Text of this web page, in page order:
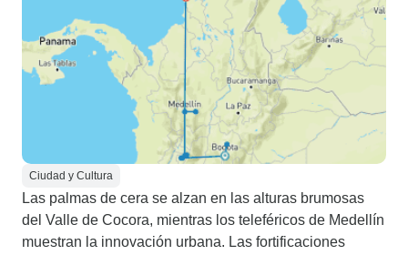
Ciudad y Cultura
Las palmas de cera se alzan en las alturas brumosas
del Valle de Cocora, mientras los teleféricos de Medellín
muestran la innovación urbana. Las fortificaciones